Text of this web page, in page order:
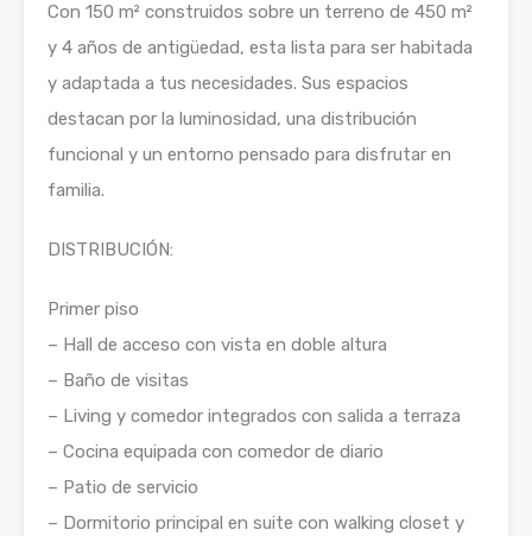
Con 150 m² construidos sobre un terreno de 450 m²
y 4 años de antigüedad, esta lista para ser habitada
y adaptada a tus necesidades. Sus espacios
destacan por la luminosidad, una distribución
funcional y un entorno pensado para disfrutar en
familia.
DISTRIBUCIÓN:
Primer piso
– Hall de acceso con vista en doble altura
– Baño de visitas
– Living y comedor integrados con salida a terraza
– Cocina equipada con comedor de diario
– Patio de servicio
– Dormitorio principal en suite con walking closet y